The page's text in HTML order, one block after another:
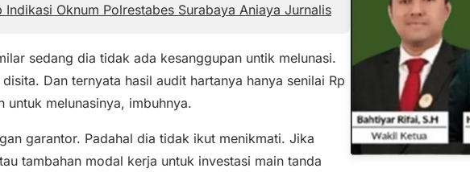
Oknum Polrestabes Surabaya Aniaya Jurnalis
sedang dia tidak ada kesanggupan untik melunasi.
Dan ternyata hasil audit hartanya hanya senilai Rp
melunasinya, imbuhnya.
garantor. Padahal dia tidak ikut menikmati. Jika
tambahan modal kerja untuk investasi main tanda